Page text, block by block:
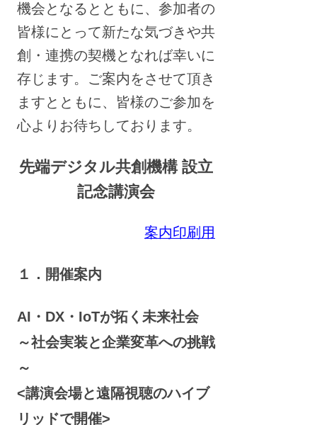
機会となるとともに、参加者の
皆様にとって新たな気づきや共
創・連携の契機となれば幸いに
存じます。ご案内をさせて頂き
ますとともに、皆様のご参加を
心よりお待ちしております。
先端デジタル共創機構 設立
記念講演会
案内印刷用
１．開催案内
AI・DX・IoTが拓く未来社会
～社会実装と企業変革への挑戦
～
<講演会場と遠隔視聴のハイブ
リッドで開催>